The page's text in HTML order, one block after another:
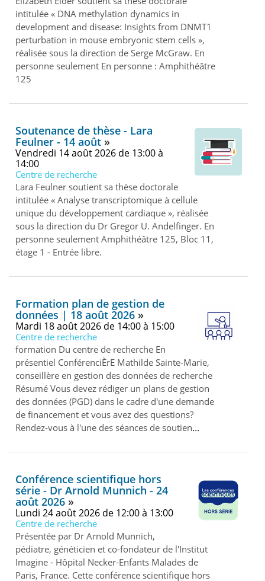
intitulée « DNA methylation dynamics in
development and disease: Insights from DNMT1
perturbation in mouse embryonic stem cells »,
réalisée sous la direction de Serge McGraw. En
personne seulement En personne : Amphithéâtre
125
Soutenance de thèse - Lara
Feulner - 14 août
vendredi 14 août 2026 de 13:00 à
14:00
Centre de recherche
Lara Feulner soutient sa thèse doctorale
intitulée « Analyse transcriptomique à cellule
unique du développement cardiaque », réalisée
sous la direction du Dr Gregor U. Andelfinger. En
personne seulement Amphithéâtre 125, Bloc 11,
étage 1 - Entrée libre.
Formation plan de gestion de
données | 18 août 2026
mardi 18 août 2026 de 14:00 à 15:00
Centre de recherche
formation Du centre de recherche En
présentiel ConférenciÈrE Mathilde Sainte-Marie,
conseillère en gestion des données de recherche
Résumé Vous devez rédiger un plans de gestion
des données (PGD) dans le cadre d'une demande
de financement et vous avez des questions?
Rendez-vous à l'une des séances de soutien
Conférence scientifique hors
série - Dr Arnold Munnich - 24
août 2026
lundi 24 août 2026 de 12:00 à 13:00
Centre de recherche
Présentée par Dr Arnold Munnich,
pédiatre, généticien et co-fondateur de l'Institut
Imagine - Hôpital Necker-Enfants Malades de
Paris, France. Cette conférence scientifique hors